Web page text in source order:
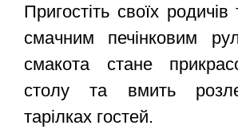
Пригостіть своїх
смачним печінковим
смакота стане
столу та вмить
тарілках гостей.